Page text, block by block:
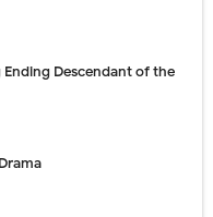
Ending Descendant of the